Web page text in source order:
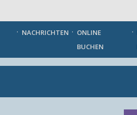
NACHRICHTEN
ONLINE
BUCHEN